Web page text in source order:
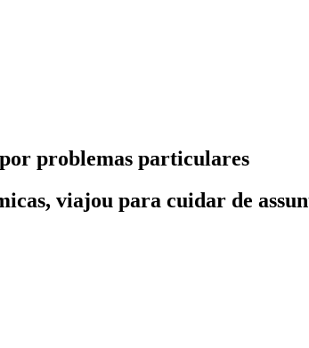
problemas particulares
viajou para cuidar de